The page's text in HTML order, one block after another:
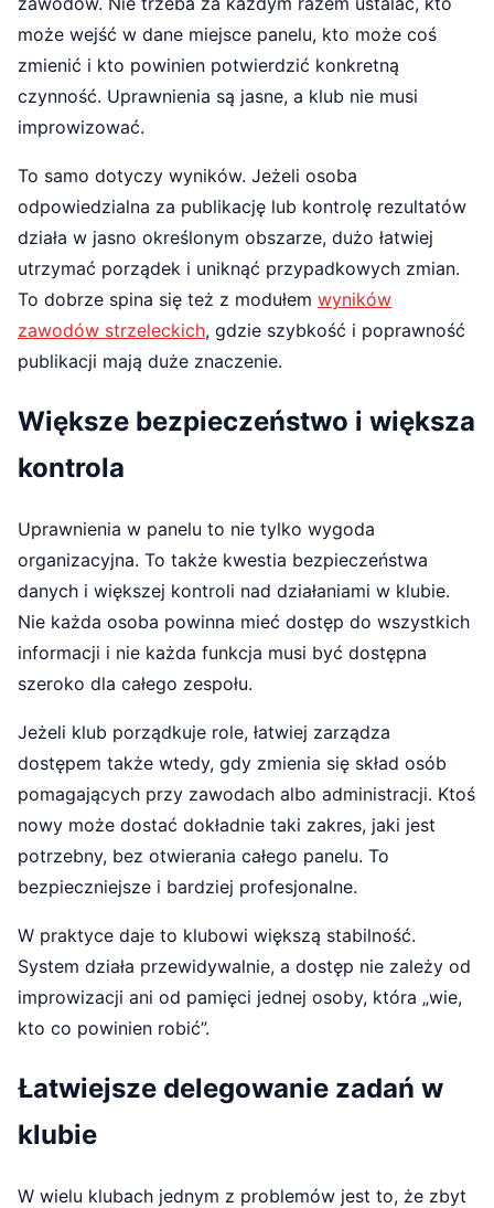
może wejść w dane miejsce panelu, kto może coś
zmienić i kto powinien potwierdzić konkretną
czynność. Uprawnienia są jasne, a klub nie musi
improwizować.
To samo dotyczy wyników. Jeżeli osoba
odpowiedzialna za publikację lub kontrolę rezultatów
działa w jasno określonym obszarze, dużo łatwiej
utrzymać porządek i uniknąć przypadkowych zmian.
To dobrze spina się też z modułem wyników
zawodów strzeleckich, gdzie szybkość i poprawność
publikacji mają duże znaczenie.
Większe bezpieczeństwo i większa
kontrola
Uprawnienia w panelu to nie tylko wygoda
organizacyjna. To także kwestia bezpieczeństwa
danych i większej kontroli nad działaniami w klubie.
Nie każda osoba powinna mieć dostęp do wszystkich
informacji i nie każda funkcja musi być dostępna
szeroko dla całego zespołu.
Jeżeli klub porządkuje role, łatwiej zarządza
dostępem także wtedy, gdy zmienia się skład osób
pomagających przy zawodach albo administracji. Ktoś
nowy może dostać dokładnie taki zakres, jaki jest
potrzebny, bez otwierania całego panelu. To
bezpieczniejsze i bardziej profesjonalne.
W praktyce daje to klubowi większą stabilność.
System działa przewidywalnie, a dostęp nie zależy od
improwizacji ani od pamięci jednej osoby, która „wie,
kto co powinien robić”.
Łatwiejsze delegowanie zadań w
klubie
W wielu klubach jednym z problemów jest to, że zbyt